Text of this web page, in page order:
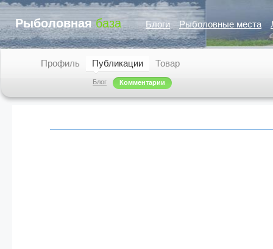
Рыболовная база Блоги Рыболовные места
Профиль Публикации
Блог Комментарии
Товар